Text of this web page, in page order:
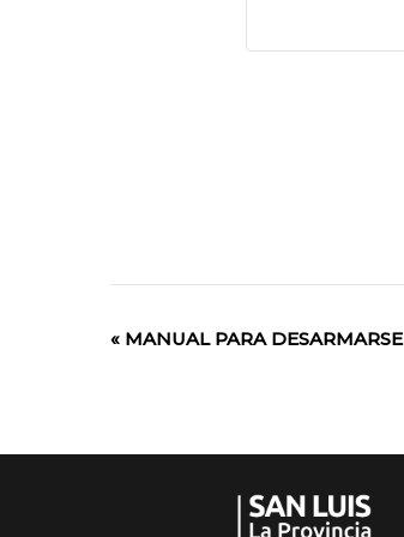
Evento
« MANUAL PARA DESARMARSE